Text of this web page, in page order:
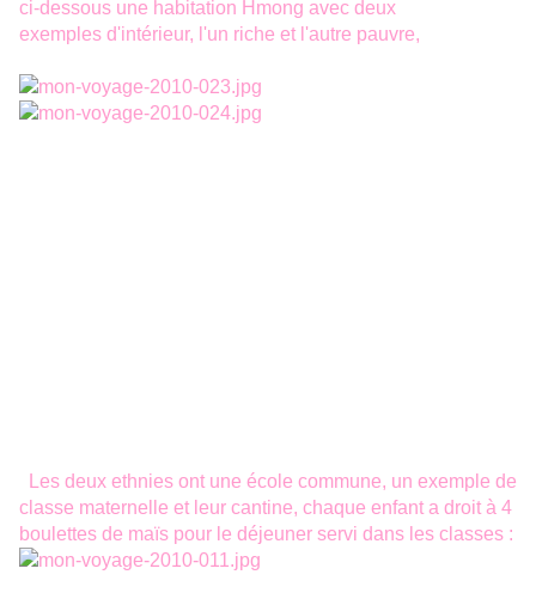
ci-dessous une habitation Hmong avec deux
exemples d'intérieur, l'un riche et l'autre pauvre,
Les deux ethnies ont une école commune, un exemple de
classe maternelle et leur cantine, chaque enfant a droit à 4
boulettes de maïs pour le déjeuner servi dans les classes :